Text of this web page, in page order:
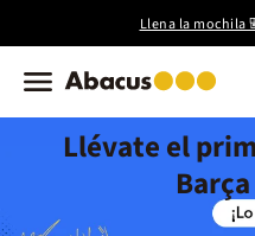
Llena la mochila
Llévate el